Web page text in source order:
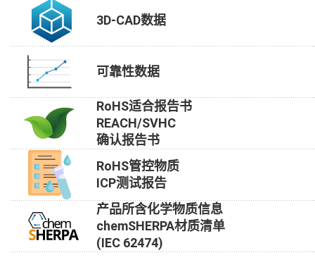
3D-CAD数据
可靠性数据
RoHS适合报告书
REACH/SVHC
确认报告书
RoHS管控物质
ICP测试报告
产品所含化学物质信息
chemSHERPA材质清单
(IEC 62474)